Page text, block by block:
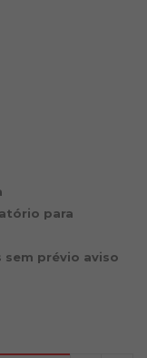
para
prévio aviso